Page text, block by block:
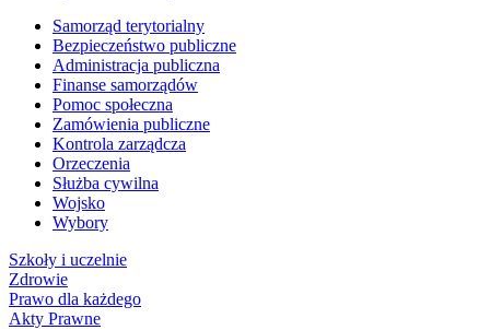
Samorząd terytorialny
Bezpieczeństwo publiczne
Administracja publiczna
Finanse samorządów
Pomoc społeczna
Zamówienia publiczne
Kontrola zarządcza
Orzeczenia
Służba cywilna
Wojsko
Wybory
Szkoły i uczelnie
Zdrowie
Prawo dla każdego
Akty Prawne